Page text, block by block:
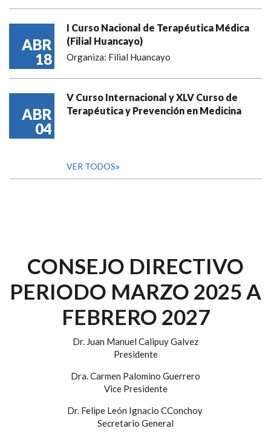
ABR
18
I Curso Nacional de Terapéutica Médica
(Filial Huancayo)
Organiza: Filial Huancayo
ABR
04
V Curso Internacional y XLV Curso de
Terapéutica y Prevención en Medicina
VER TODOS
CONSEJO DIRECTIVO
PERIODO MARZO 2025 A
FEBRERO 2027
Dr. Juan Manuel Calipuy Galvez
Presidente
Dra. Carmen Palomino Guerrero
Vice Presidente
Dr. Felipe León Ignacio CConchoy
Secretario General